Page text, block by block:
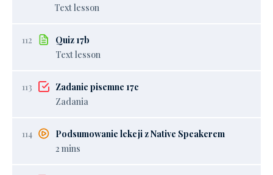
Text lesson
112
Quiz 17b
Text lesson
113
Zadanie pisemne 17c
Zadania
114
Podsumowanie lekcji z Native Speakerem
2 mins